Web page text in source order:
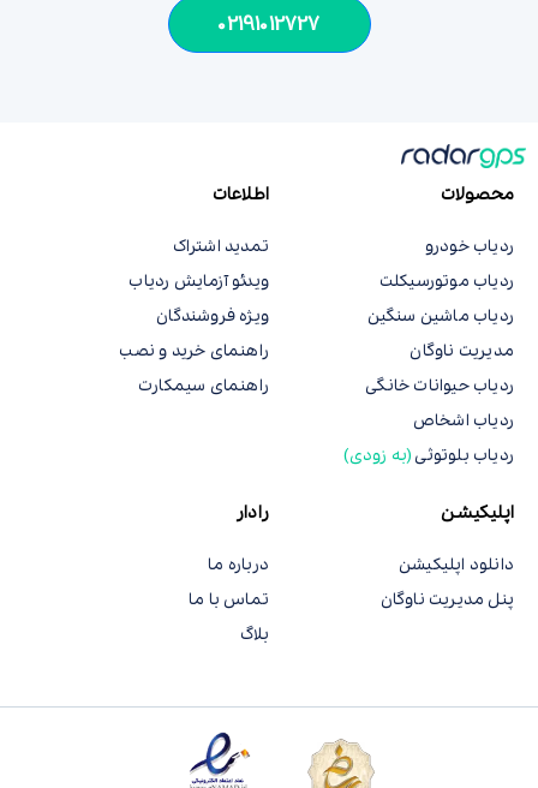
02191012727
محصولات
ردیاب خودرو
ردیاب موتورسیکلت
ردیاب ماشین سنگین
مدیریت ناوگان
ردیاب حیوانات خانگی
ردیاب اشخاص
ردیاب بلوتوثی (به زودی)
اطلاعات
تمدید اشتراک
ویدئو آزمایش ردیاب
ویژه فروشندگان
راهنمای خرید و نصب
راهنمای سیمکارت
اپلیکیشن
دانلود اپلیکیشن
پنل مدیریت ناوگان
رادار
درباره ما
تماس با ما
بلاگ